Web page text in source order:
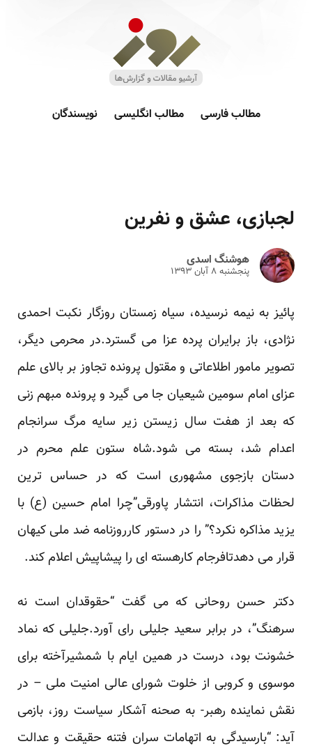
مطالب فارسی مطالب انگلیسی نویسندگان
لجبازی، عشق و نفرین
هوشنگ اسدی
پنجشنبه ۸ آبان ۱۳۹۳
پائیز به نیمه نرسیده، سیاه زمستان روزگار نکبت احمدی
نژادی، باز برایران پرده عزا می گسترد.در محرمی دیگر،
تصویر مامور اطلاعاتی و مقتول پرونده تجاوز بر بالای علم
عزای امام سومین شیعیان جا می گیرد و پرونده مبهمزنی
که بعد از هفت سال زیستن زیر سایه مرگ سرانجام
اعدام شد، بسته می شود.شاه ستون علم محرم در
دستان بازجوی مشهوری است که در حساس ترین
لحظات مذاکرات، انتشار پاورقی”چرا امام حسین (ع) با
یزید مذاکره نکرد؟”را در دستور کارروزنامه ضد ملی کیهان
قرار می دهدتافرجام کارهسته ای را پیشاپیش اعلام کند.
دکتر حسن روحانی که می گفت “حقوقدان است نه
سرهنگ”، در برابر سعید جلیلی رای آورد.جلیلی که نماد
خشونت بود، درست در همین ایام با شمشیرآخته برای
موسوی و کروبی از خلوت شورای عالی امنیت ملی – در
نقش نماینده رهبر- به صحنه آشکار سیاست روز، بازمی
آید: “بارسیدگی به اتهامات سران فتنه حقیقت و عدالت